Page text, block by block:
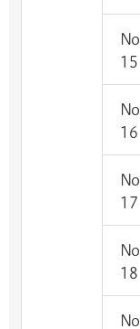
No.
15
No.
16
No.
17
No.
18
No.